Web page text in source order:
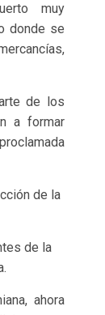
muy
donde se
de los
a formar
de la
de la
ahora